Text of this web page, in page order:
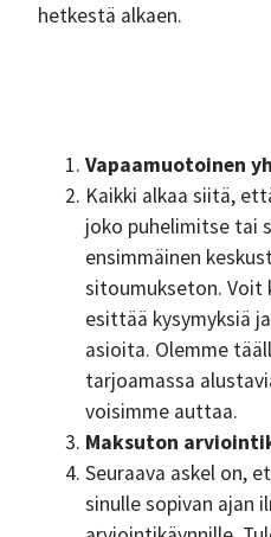
hetkestä alkaen.
Vapaamuotoinen
Kaikki alkaa siitä,
joko puhelimitse tai
ensimmäinen
sitoumukseton.
esittää kysymyksiä
asioita. Olemme
tarjoamassa
voisimme auttaa.
Maksuton
Seuraava askel on,
sinulle sopivan ajan